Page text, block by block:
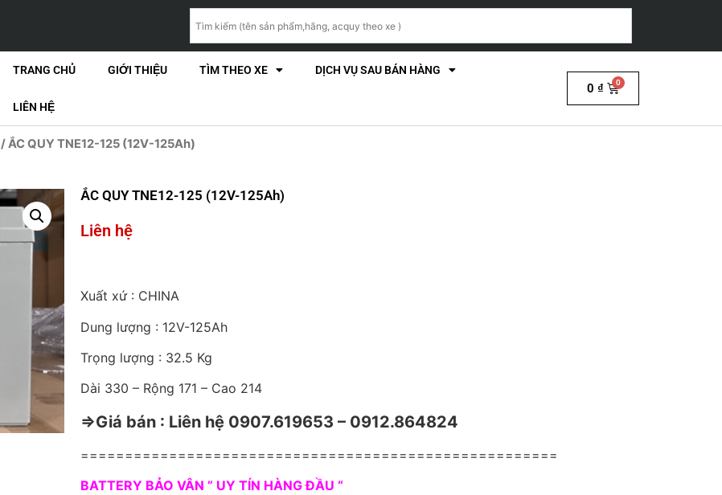
TRANG CHỦ GIỚI THIỆU TÌM THEO XE DỊCH VỤ SAU BÁN HÀNG
LIÊN HỆ
0 ₫
/ ẮC QUY TNE12-125 (12V-125Ah)
ẮC QUY TNE12-125 (12V-125Ah)
Liên hệ
Xuất xứ : CHINA
Dung lượng : 12V-125Ah
Trọng lượng : 32.5 Kg
Dài 330 – Rộng 171 – Cao 214
⇒Giá bán : Liên hệ 0907.619653 – 0912.864824
======================================================
BATTERY BẢO VÂN ” UY TÍN HÀNG ĐẦU “